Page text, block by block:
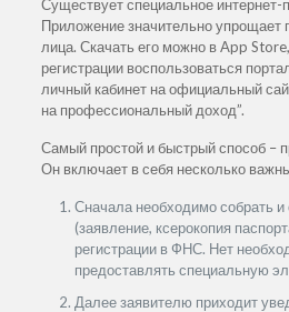
Существует специальное интернет-
Приложение значительно упрощает
лица. Скачать его можно в App
регистрации воспользоваться
личный кабинет на официальный
на профессиональный доход”.
Самый простой и быстрый способ –
Он включает в себя несколько
Сначала необходимо собрать и
(заявление, ксерокопия
регистрации в ФНС. Нет
предоставлять специальную
Далее заявителю приходит